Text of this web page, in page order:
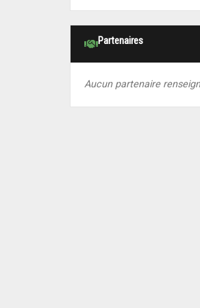
Partenaires
Aucun partenaire